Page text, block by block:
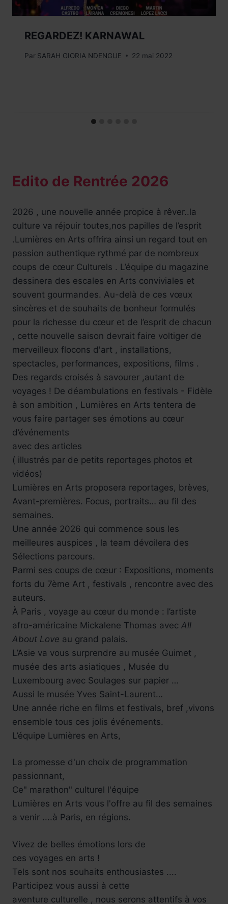
REGARDEZ! KARNAWAL
Par SARAH GIORIA NDENGUE 22 mai 2022
Edito de Rentrée 2026
2026 , une nouvelle année propice à rêver..la
culture va réjouir toutes,nos papilles de l’esprit
.Lumières en Arts offrira ainsi un regard tout en
passion authentique rythmé par de nombreux
coups de cœur Culturels . L’équipe du magazine
dessinera des escales en Arts conviviales et
souvent gourmandes. Au-delà de ces vœux
sincères et de souhaits de bonheur formulés
pour la richesse du cœur et de l’esprit de chacun
, cette nouvelle saison devrait faire voltiger de
merveilleux flocons d'art , installations,
spectacles, performances, expositions, films .
Des regards croisés à savourer ,autant de
voyages ! De déambulations en festivals - Fidèle
à son ambition , Lumières en Arts tentera de
vous faire partager ses émotions au cœur
d’événements
avec des articles
( illustrés par de petits reportages photos et
vidéos)
Lumières en Arts proposera reportages, brèves,
Avant-premières. Focus, portraits… au fil des
semaines.
Une année 2026 qui commence sous les
meilleures auspices , la team dévoilera des
Sélections parcours.
Parmi ses coups de cœur : Expositions, moments
forts du 7ème Art , festivals , rencontre avec des
auteurs.
À Paris , voyage au cœur du monde : l’artiste
afro-américaine Mickalene Thomas avec All
About Love au grand palais.
L’Asie va vous surprendre au musée Guimet ,
musée des arts asiatiques , Musée du
Luxembourg avec Soulages sur papier …
Aussi le musée Yves Saint-Laurent…
Une année riche en films et festivals, bref ,vivons
ensemble tous ces jolis événements.
L’équipe Lumières en Arts,
La promesse d'un choix de programmation
passionnant,
Ce" marathon" culturel l'équipe
Lumières en Arts vous l'offre au fil des semaines
a venir ....à Paris, en régions.
Vivez de belles émotions lors de
ces voyages en arts !
Tels sont nos souhaits enthousiastes ....
Participez vous aussi à cette
aventure culturelle , nous serons attentifs à vos